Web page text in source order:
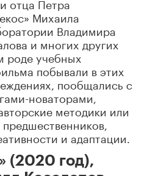
Михаила
Владимира
и многих других
роде учебных
побывали в этих
пообщались с
новаторами,
методики или
и адаптации.
(2020 год),